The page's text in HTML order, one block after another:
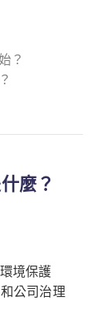
？
麼？
境保護
公司治理